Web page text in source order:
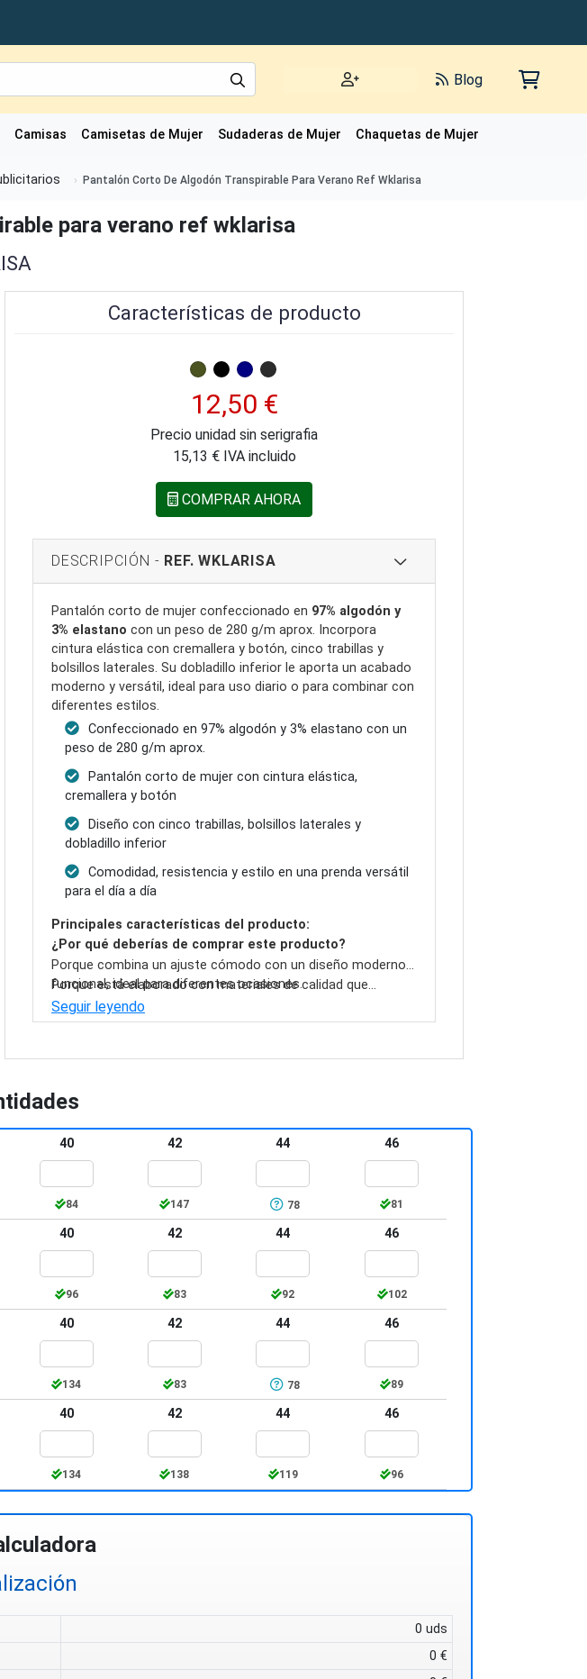
Blog
Camisas Camisetas de Mujer Sudaderas de Mujer Chaquetas de Mujer
Pantalón Corto De Algodón Transpirable Para Verano Ref Wklarisa
para verano ref wklarisa
Características de producto
12,50 €
Precio unidad sin serigrafia
15,13 € IVA incluido
COMPRAR AHORA
DESCRIPCIÓN - REF. WKLARISA
Pantalón corto de mujer confeccionado en 97% algodón y
3% elastano con un peso de 280 g/m aprox. Incorpora
cintura elástica con cremallera y botón, cinco trabillas y
bolsillos laterales. Su dobladillo inferior le aporta un acabado
moderno y versátil, ideal para uso diario o para combinar con
diferentes estilos.
Confeccionado en 97% algodón y 3% elastano con un
peso de 280 g/m aprox.
Pantalón corto de mujer con cintura elástica,
cremallera y botón
Diseño con cinco trabillas, bolsillos laterales y
dobladillo inferior
Comodidad, resistencia y estilo en una prenda versátil
para el día a día
Principales características del producto:
¿Por qué deberías de comprar este producto?
Porque combina un ajuste cómodo con un diseño moderno y
funcional, ideal para diferentes ocasiones.
Porque está elaborado con materiales de calidad que
garantizan durabilidad, resistencia y confort.
Seguir leyendo
40
84
42
147
44
78
46
81
40
96
42
83
44
92
46
102
40
134
42
83
44
78
46
89
40
134
42
138
44
119
46
96
0 uds
0 €